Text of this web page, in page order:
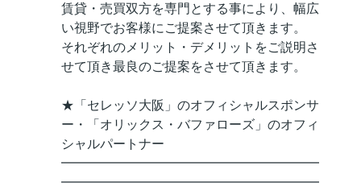
賃貸・売買双方を専門とする事により、幅広
い視野でお客様にご提案させて頂きます。
それぞれのメリット・デメリットをご説明さ
せて頂き最良のご提案をさせて頂きます。
★「セレッソ大阪」のオフィシャルスポンサ
ー・「オリックス・バファローズ」のオフィ
シャルパートナー
━━━━━━━━━━━━━━━━━━━━
━━━━━━━━━━━━━━━━━━━━